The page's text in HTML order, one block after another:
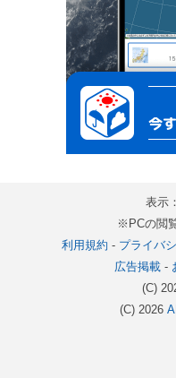
表示：
※PCの閲
利用規約 - プライバ
広告掲載-
(C)
(C) 2026